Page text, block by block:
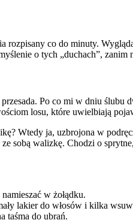
rozpisany co do minuty.
o tych „duchach”, zanim
Po co mi w dniu ślubu
losu, które uwielbiają
Wtedy ja, uzbrojona w
sobą walizkę. Chodzi o
w żołądku.
lakier do włosów i kilka
taśma do ubrań.